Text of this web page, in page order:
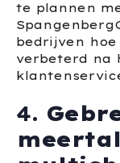
te plannen
bedrijven
verbeterd na
4.